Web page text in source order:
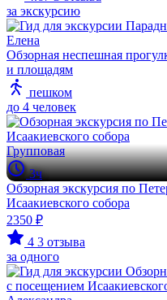
за экскурсию
Елена
Обзорная неспешная
и площадям
пешком
до 4 человек
Групповая
3ч
Обзорная экскурсия по
Исаакиевского собора
2350 ₽
4 3 отзыва
за одного